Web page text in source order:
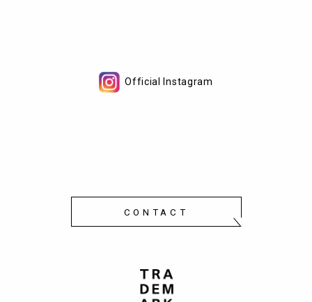
Official Instagram
CONTACT